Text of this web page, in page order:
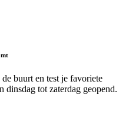
buurt en test je favoriete
tot zaterdag geopend.